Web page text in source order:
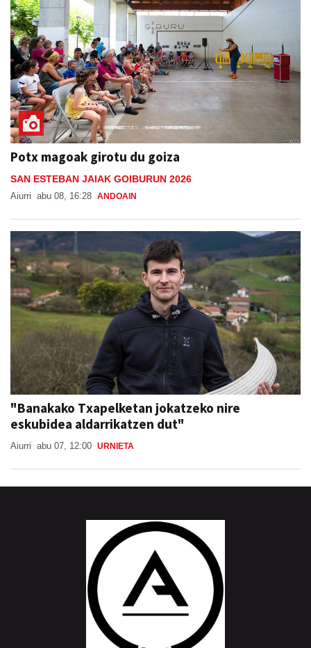
Potx magoak girotu du goiza
SAN ESTEBAN JAIAK GOIBURUN 2026
Aiurri abu 08, 16:28 ANDOAIN
"Banakako Txapelketan jokatzeko nire
eskubidea aldarrikatzen dut"
Aiurri abu 07, 12:00 URNIETA